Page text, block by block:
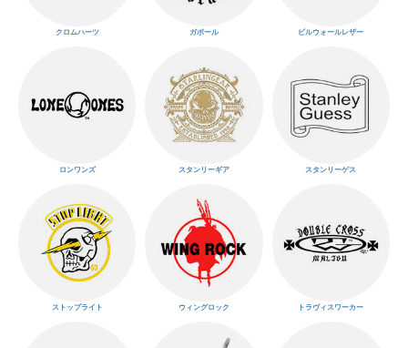
クロムハーツ ガボール ビルウォールレザー
ロンワンズ スタンリーギア スタンリーゲス
ストップライト ウィングロック トラヴィスワーカー